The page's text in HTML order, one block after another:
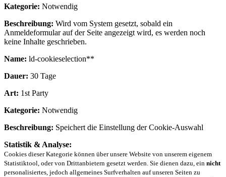
Kategorie: Notwendig
Beschreibung: Wird vom System gesetzt, sobald ein
Anmeldeformular auf der Seite angezeigt wird, es werden noch
keine Inhalte geschrieben.
Name: ld-cookieselection**
Dauer: 30 Tage
Art: 1st Party
Kategorie: Notwendig
Beschreibung: Speichert die Einstellung der Cookie-Auswahl
Statistik & Analyse:
Cookies dieser Kategorie können über unsere Website von unserem eigenem
Statistiktool, oder von Drittanbietern gesetzt werden. Sie dienen dazu, ein nicht
personalisiertes, jedoch allgemeines Surfverhalten auf unseren Seiten zu